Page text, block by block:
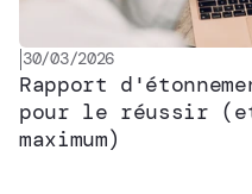
30/03/2026
Rapport
pour le réussir
maximum)